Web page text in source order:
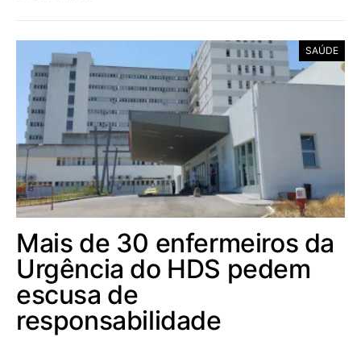
SAÚDE
Mais de 30 enfermeiros da
Urgência do HDS pedem
escusa de
responsabilidade